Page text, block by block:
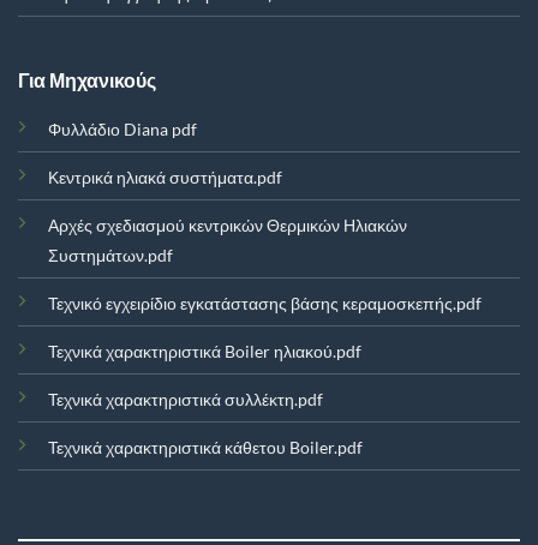
Για Μηχανικούς
Φυλλάδιο Diana pdf
Κεντρικά ηλιακά συστήματα.pdf
Αρχές σχεδιασμού κεντρικών Θερμικών Ηλιακών
Συστημάτων.pdf
Τεχνικό εγχειρίδιο εγκατάστασης βάσης κεραμοσκεπής.pdf
Τεχνικά χαρακτηριστικά Boiler ηλιακού.pdf
Τεχνικά χαρακτηριστικά συλλέκτη.pdf
Τεχνικά χαρακτηριστικά κάθετου Boiler.pdf